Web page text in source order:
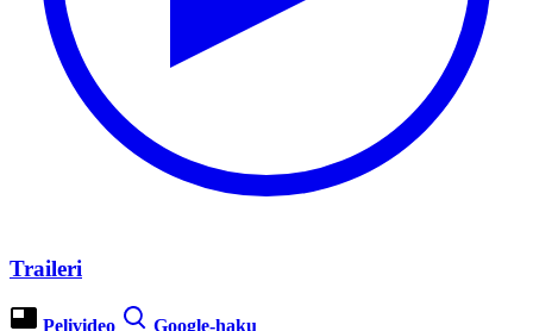
Traileri
Pelivideo Google-haku